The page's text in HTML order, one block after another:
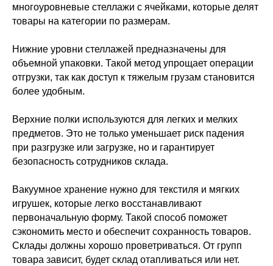
многоуровневые стеллажи с ячейками, которые делят
товары на категории по размерам.
Нижние уровни стеллажей предназначены для
объемной упаковки. Такой метод упрощает операции
отгрузки, так как доступ к тяжелым грузам становится
более удобным.
Верхние полки используются для легких и мелких
предметов. Это не только уменьшает риск падения
при разгрузке или загрузке, но и гарантирует
безопасность сотрудников склада.
Вакуумное хранение нужно для текстиля и мягких
игрушек, которые легко восстанавливают
первоначальную форму. Такой способ поможет
сэкономить место и обеспечит сохранность товаров.
Склады должны хорошо проветриваться. От групп
товара зависит, будет склад отапливаться или нет.